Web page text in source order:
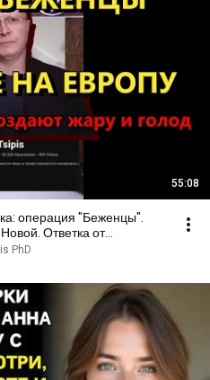
55:08
операция "Беженцы".
Ответка от
PhD